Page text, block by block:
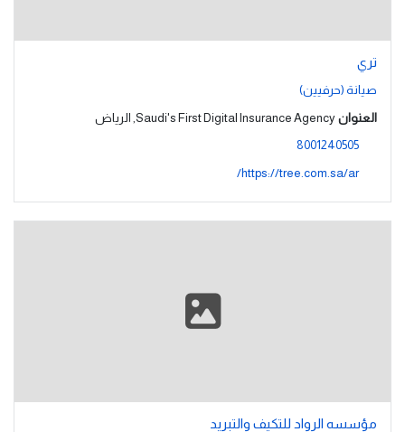
تري
صيانة (حرفيين)
العنوان Saudi's First Digital Insurance Agency, الرياض
8001240505
https://tree.com.sa/ar/
مؤسسه الرواد للتكيف والتبريد